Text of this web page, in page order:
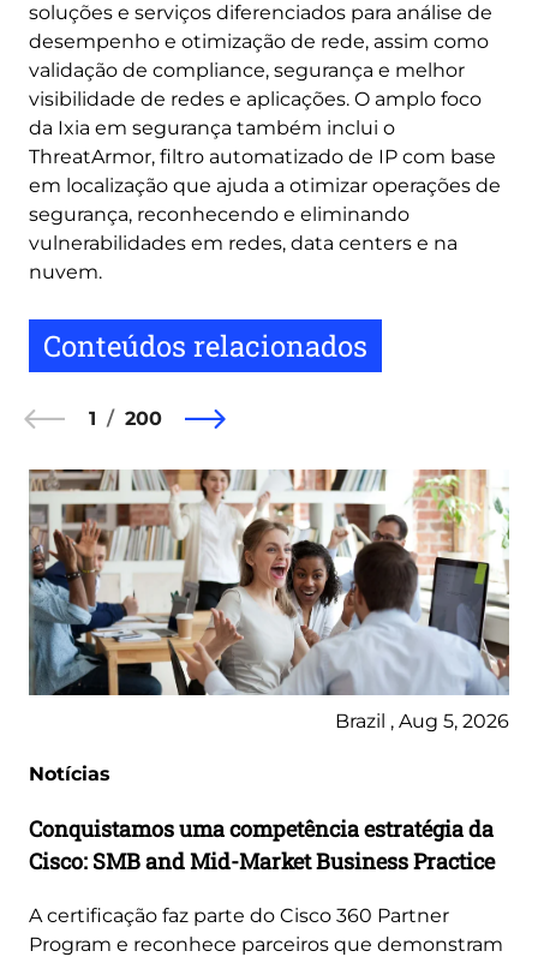
soluções e serviços diferenciados para análise de
desempenho e otimização de rede, assim como
validação de compliance, segurança e melhor
visibilidade de redes e aplicações. O amplo foco
da Ixia em segurança também inclui o
ThreatArmor, filtro automatizado de IP com base
em localização que ajuda a otimizar operações de
segurança, reconhecendo e eliminando
vulnerabilidades em redes, data centers e na
nuvem.
Conteúdos relacionados
1 200
Brazil , Aug 5, 2026
Notícias
Conquistamos uma competência estratégia da
Cisco: SMB and Mid-Market Business Practice
A certificação faz parte do Cisco 360 Partner
Program e reconhece parceiros que demonstram